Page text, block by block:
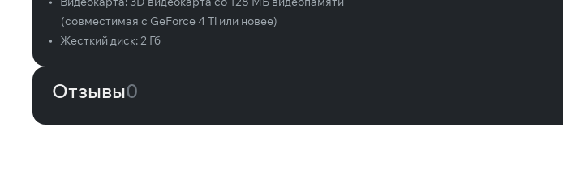
(совместимая с GeForce 4 Ti или новее)
•
Жесткий диск:2 Гб
Отзывы0